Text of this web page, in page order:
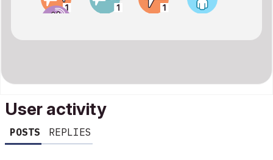
User activity
POSTS REPLIES